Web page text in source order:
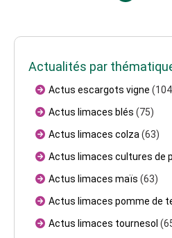
Actualités par
Actus escargots vigne
Actus limaces blés (75)
Actus limaces colza(63)
Actus limaces cultures de
Actus limaces maïs (63)
Actus limaces pomme de
Actus limaces tournesol